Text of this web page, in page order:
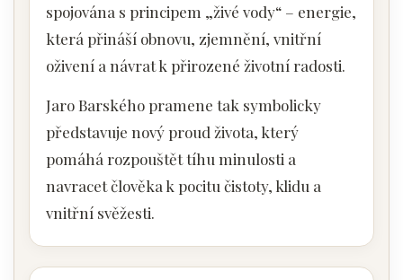
spojována s principem „živé vody“ – energie,
která přináší obnovu, zjemnění, vnitřní
oživení a návrat k přirozené životní radosti.
Jaro Barského pramene tak symbolicky
představuje nový proud života, který
pomáhá rozpouštět tíhu minulosti a
navracet člověka k pocitu čistoty, klidu a
vnitřní svěžesti.